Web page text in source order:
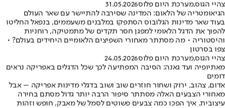
צהיי הגוס,מערכת היום פלוס31.05.2026
הגיאומטריה של הלאום: המדינה שסירבה להתיישר עם שאר העולם
בעוד שאר מדינות הגלובוס הסתפקו במלבנים משעממים, בנפאל החליטו
להפוך את הדגל הלאומי למפגן חסר תקדים של מתמטיקה, רוחניות
והיסטוריה • מה מסתתר מאחורי השפיצים הלאומיים היחידים בעולם? •
צפו בסרטון
צהיי הגוס,מערכת היום פלוס24.05.2026
מאתיופיה ועד גאנה: הסיבה המפתיעה לכך שכל הדגלים באפריקה נראים
דומים
אדום, צהוב, ירוק ושחור חוזרים שוב ושוב בדגלי מדינות אפריקה – אבל
מאחורי הצבעים האלה מסתתר סיפור הרבה יותר גדול מסתם בחירה
עיצובית. איך הפכו כמה צבעים פשוטים לסמל של מאבק, חופש וזהות